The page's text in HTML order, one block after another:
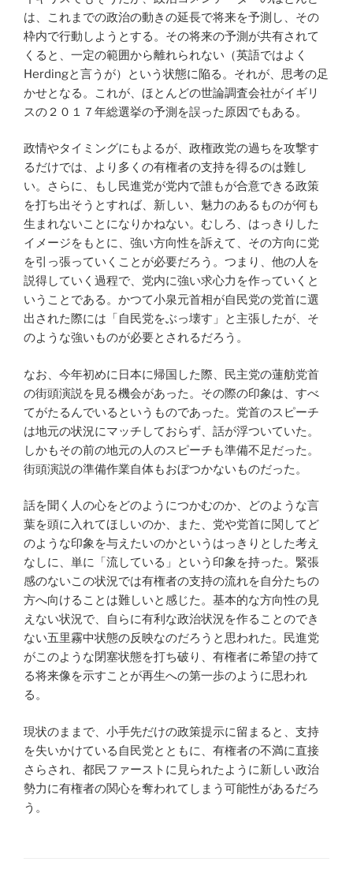
は、これまでの政治の動きの延長で将来を予測し、その
枠内で行動しようとする。その将来の予測が共有されて
くると、一定の範囲から離れられない（英語ではよく
Herdingと言うが）という状態に陥る。それが、思考の足
かせとなる。これが、ほとんどの世論調査会社がイギリ
スの２０１７年総選挙の予測を誤った原因でもある。
政情やタイミングにもよるが、政権政党の過ちを攻撃す
るだけでは、より多くの有権者の支持を得るのは難し
い。さらに、もし民進党が党内で誰もが合意できる政策
を打ち出そうとすれば、新しい、魅力のあるものが何も
生まれないことになりかねない。むしろ、はっきりした
イメージをもとに、強い方向性を訴えて、その方向に党
を引っ張っていくことが必要だろう。つまり、他の人を
説得していく過程で、党内に強い求心力を作っていくと
いうことである。かつて小泉元首相が自民党の党首に選
出された際には「自民党をぶっ壊す」と主張したが、そ
のような強いものが必要とされるだろう。
なお、今年初めに日本に帰国した際、民主党の蓮舫党首
の街頭演説を見る機会があった。その際の印象は、すべ
てがたるんでいるというものであった。党首のスピーチ
は地元の状況にマッチしておらず、話が浮ついていた。
しかもその前の地元の人のスピーチも準備不足だった。
街頭演説の準備作業自体もおぼつかないものだった。
話を聞く人の心をどのようにつかむのか、どのような言
葉を頭に入れてほしいのか、また、党や党首に関してど
のような印象を与えたいのかというはっきりとした考え
なしに、単に「流している」という印象を持った。緊張
感のないこの状況では有権者の支持の流れを自分たちの
方へ向けることは難しいと感じた。基本的な方向性の見
えない状況で、自らに有利な政治状況を作ることのでき
ない五里霧中状態の反映なのだろうと思われた。民進党
がこのような閉塞状態を打ち破り、有権者に希望の持て
る将来像を示すことが再生への第一歩のように思われ
る。
現状のままで、小手先だけの政策提示に留まると、支持
を失いかけている自民党とともに、有権者の不満に直接
さらされ、都民ファーストに見られたように新しい政治
勢力に有権者の関心を奪われてしまう可能性があるだろ
う。